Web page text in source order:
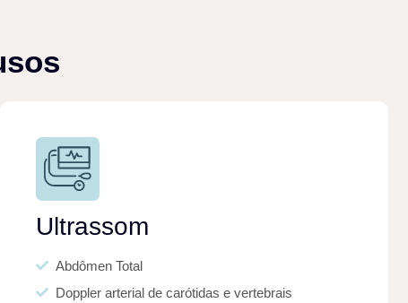
Ultrassom
Abdômen Total
Doppler arterial de carótidas e vertebrais